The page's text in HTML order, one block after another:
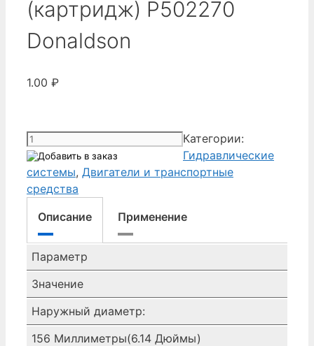
(картридж) P502270
Donaldson
1.00 ₽
Количество
товара
гидравлический
элемент
P502270
Donaldson
Категории:
Гидравлические
системы, Двигатели и транспортные
средства
Описание
Применение
Параметр
Значение
Наружный диаметр:
156 Миллиметры(6.14 Дюймы)